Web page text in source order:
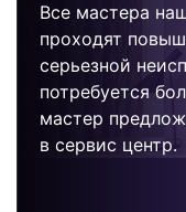
Все мастера
проходят
серьезной
потребуется
мастер
в сервис центр.